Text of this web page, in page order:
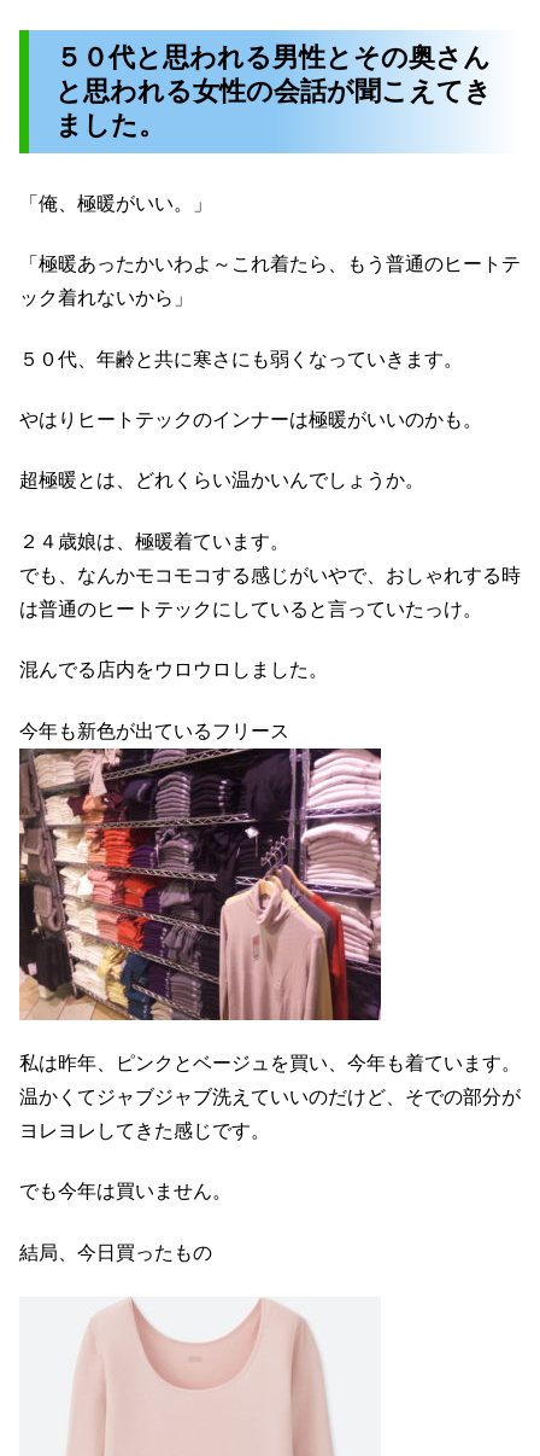
５０代と思われる男性とその奥さん
と思われる女性の会話が聞こえてき
ました。
「俺、極暖がいい。」
「極暖あったかいわよ～これ着たら、もう普通のヒートテ
ック着れないから」
５０代、年齢と共に寒さにも弱くなっていきます。
やはりヒートテックのインナーは極暖がいいのかも。
超極暖とは、どれくらい温かいんでしょうか。
２４歳娘は、極暖着ています。
でも、なんかモコモコする感じがいやで、おしゃれする時
は普通のヒートテックにしていると言っていたっけ。
混んでる店内をウロウロしました。
今年も新色が出ているフリース
私は昨年、ピンクとベージュを買い、今年も着ています。
温かくてジャブジャブ洗えていいのだけど、そでの部分が
ヨレヨレしてきた感じです。
でも今年は買いません。
結局、今日買ったもの